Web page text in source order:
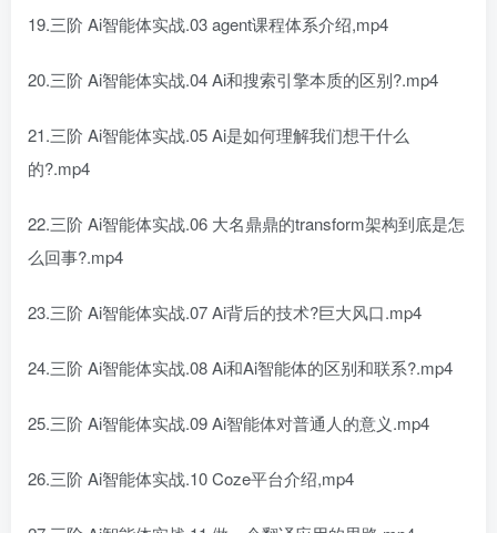
19.三阶 Ai智能体实战.03 agent课程体系介绍,mp4
20.三阶 Ai智能体实战.04 Ai和搜索引擎本质的区别?.mp4
21.三阶 Ai智能体实战.05 Ai是如何理解我们想干什么
的?.mp4
22.三阶 Ai智能体实战.06 大名鼎鼎的transform架构到底是怎
么回事?.mp4
23.三阶 Ai智能体实战.07 Ai背后的技术?巨大风口.mp4
24.三阶 Ai智能体实战.08 Ai和Ai智能体的区别和联系?.mp4
25.三阶 Ai智能体实战.09 Ai智能体对普通人的意义.mp4
26.三阶 Ai智能体实战.10 Coze平台介绍,mp4